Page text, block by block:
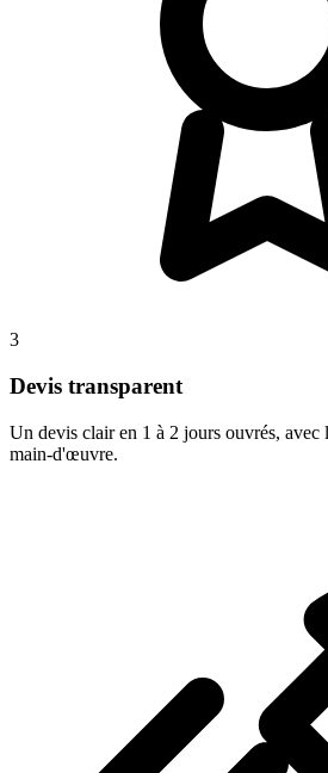
3
Devis transparent
Un devis clair en 1 à 2 jours ouvrés, avec
main-d'œuvre.